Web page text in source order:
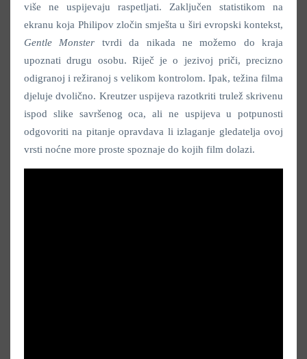
više ne uspijevaju raspetljati. Zaključen statistikom na
ekranu koja Philipov zločin smješta u širi evropski kontekst,
Gentle Monster tvrdi da nikada ne možemo do kraja
upoznati drugu osobu. Riječ je o jezivoj priči, precizno
odigranoj i režiranoj s velikom kontrolom. Ipak, težina filma
djeluje dvolično. Kreutzer uspijeva razotkriti trulež skrivenu
ispod slike savršenog oca, ali ne uspijeva u potpunosti
odgovoriti na pitanje opravdava li izlaganje gledatelja ovoj
vrsti noćne more proste spoznaje do kojih film dolazi.